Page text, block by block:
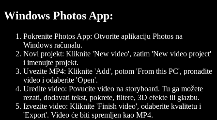
Windows Photos App:
Pokrenite Photos App: Otvorite aplikaciju Photos na
Windows računalu.
Novi projekt: Kliknite 'New video', zatim 'New video project'
i imenujte projekt.
Uvezite MP4: Kliknite 'Add', potom 'From this PC', pronađite
video i odaberite 'Open'.
Uredite video: Povucite video na storyboard. Tu ga možete
rezati, dodavati tekst, pokrete, filtere, 3D efekte ili glazbu.
Izvezite video: Kliknite 'Finish video', odaberite kvalitetu i
'Export'. Video će biti spremljen kao MP4.